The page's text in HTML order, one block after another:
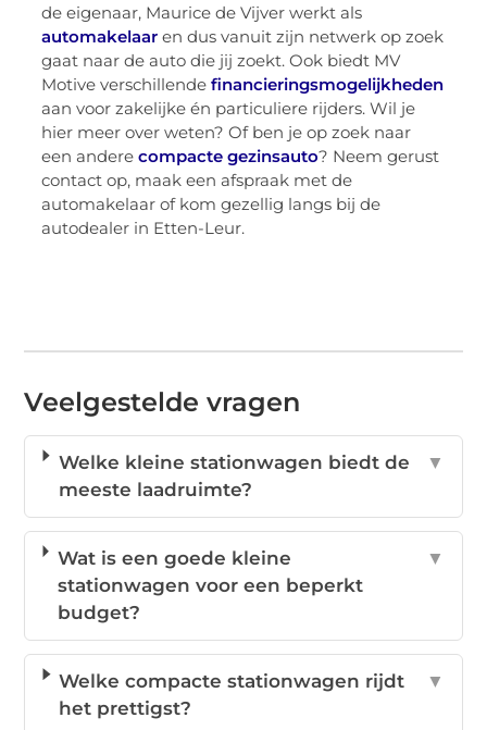
de eigenaar, Maurice de Vijver werkt als
automakelaar en dus vanuit zijn netwerk op zoek
gaat naar de auto die jij zoekt. Ook biedt MV
Motive verschillendefinancieringsmogelijkheden
aan voor zakelijke én particuliere rijders. Wil je
hier meer over weten? Of ben je op zoek naar
een anderecompacte gezinsauto? Neem gerust
contact op, maak een afspraak met de
automakelaar of kom gezellig langs bij de
autodealer in Etten-Leur.
Veelgestelde vragen
Welke kleine stationwagen biedt de
meeste laadruimte?
▼
Wat is een goede kleine
stationwagen voor een beperkt
budget?
▼
Welke compacte stationwagen rijdt
het prettigst?
▼